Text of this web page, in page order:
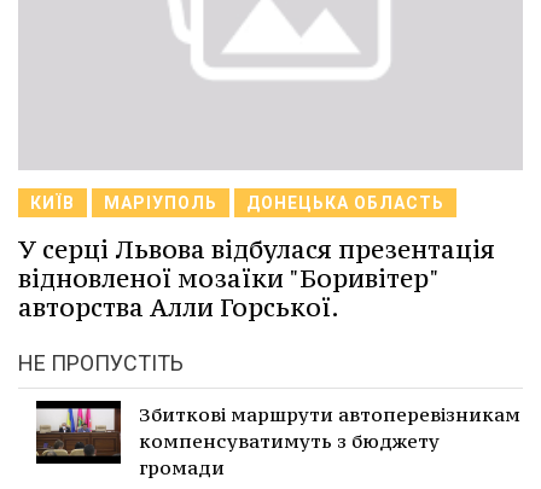
КИЇВ МАРІУПОЛЬ ДОНЕЦЬКА ОБЛАСТЬ
У серці Львова відбулася презентація
відновленої мозаїки "Боривітер"
авторства Алли Горської.
НЕ ПРОПУСТІТЬ
Збиткові маршрути автоперевізникам
компенсуватимуть з бюджету
громади